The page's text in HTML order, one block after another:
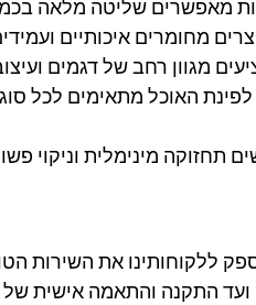
מאפשרים שליטה מלאה
מחומרים איכותיים
מגוון רחב של דגמים
לפינת האוכל מתאימים לכל
תחזוקה מינימלית
ללקוחותינו את השירות
התקנה והתאמה אישית של